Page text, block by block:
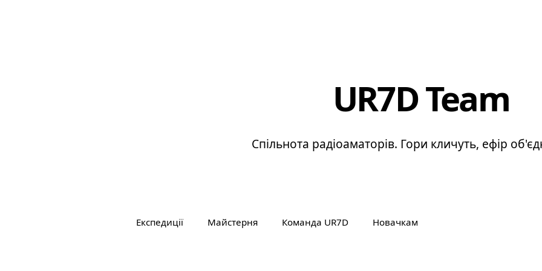
UR7D Team
Спільнота радіоаматорів. Гори кличуть, ефір
Експедиції Майстерня Команда UR7D Новачкам